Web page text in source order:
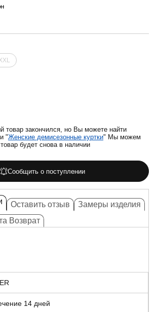
товар закончился, но Вы можете найти
"Женские демисезонные куртки" Мы можем
будет снова в наличии
Сообщить о поступлении
Оставить отзыв
Замеры изделия
Возврат
14 дней